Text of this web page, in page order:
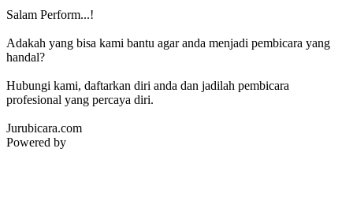
Salam Perform...!
Adakah yang bisa kami bantu agar anda menjadi pembicara yang
handal?
Hubungi kami, daftarkan diri anda dan jadilah pembicara
profesional yang percaya diri.
Jurubicara.com
Powered by